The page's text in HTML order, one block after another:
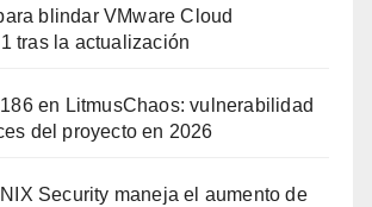
blindar VMware Cloud
tras la actualización
en LitmusChaos: vulnerabilidad
del proyecto en 2026
Security maneja el aumento de